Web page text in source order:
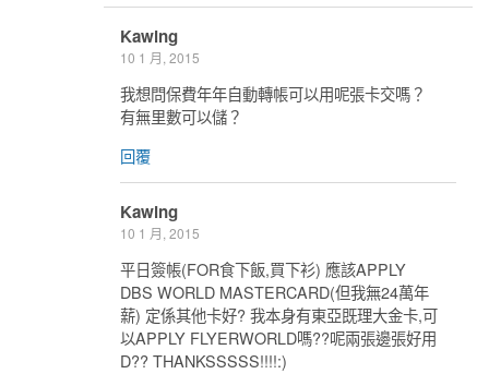
Kawing
10 1 月, 2015
我想問保費年年自動轉帳可以用呢張卡交嗎？
有無里數可以儲？
回覆
Kawing
10 1 月, 2015
平日簽帳(FOR食下飯,買下衫) 應該APPLY
DBS WORLD MASTERCARD(但我無24萬年
薪) 定係其他卡好? 我本身有東亞既理大金卡,可
以APPLY FLYERWORLD嗎??呢兩張邊張好用
D?? THANKSSSSS!!!!:)